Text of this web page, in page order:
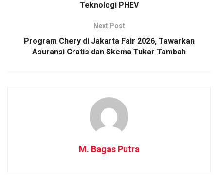
Teknologi PHEV
Next Post
Program Chery di Jakarta Fair 2026, Tawarkan
Asuransi Gratis dan Skema Tukar Tambah
M. Bagas Putra